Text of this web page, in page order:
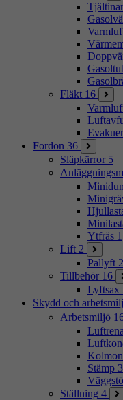
Fläkt 16
Fordon 36
Släpkärror 5
Ytfräs 1
Lift 2
Pallyft 2
Tillbehör 16
Lyftsax
Skydd och
Arbetsmiljö
Stämp 3
Ställning 4